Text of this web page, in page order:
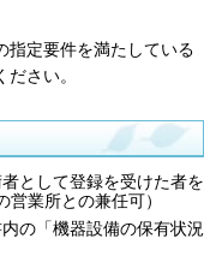
指定要件を満たしている
さい。
として登録を受けた者を
業所との兼任可）
の「機器設備の保有状況